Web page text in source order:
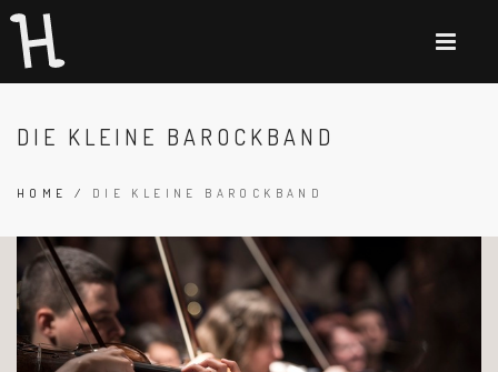
DIE KLEINE BAROCKBAND
HOME / DIE KLEINE BAROCKBAND